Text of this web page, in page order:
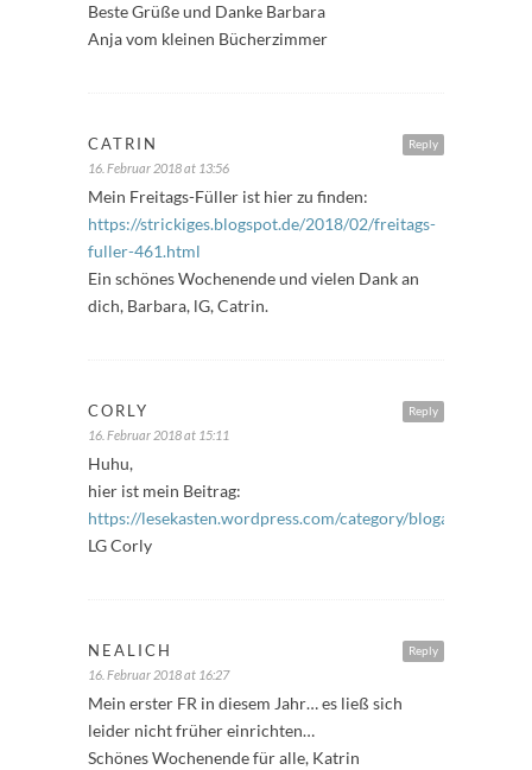
Beste Grüße und Danke Barbara
Anja vom kleinen Bücherzimmer
Reply
CATRIN
16. Februar 2018 at 13:56
Mein Freitags-Füller ist hier zu finden:
https://strickiges.blogspot.de/2018/02/freitags-
fuller-461.html
Ein schönes Wochenende und vielen Dank an
dich, Barbara, lG, Catrin.
Reply
CORLY
16. Februar 2018 at 15:11
Huhu,
hier ist mein Beitrag:
https://lesekasten.wordpress.com/category/blogaktionen/
LG Corly
Reply
NEALICH
16. Februar 2018 at 16:27
Mein erster FR in diesem Jahr… es ließ sich
leider nicht früher einrichten…
Schönes Wochenende für alle, Katrin